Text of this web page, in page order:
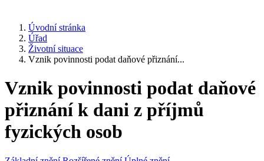
Úvodní stránka
Úřad
Životní situace
Vznik povinnosti podat daňové přiznání...
Vznik povinnosti podat daňové
přiznání k dani z příjmů
fyzických osob